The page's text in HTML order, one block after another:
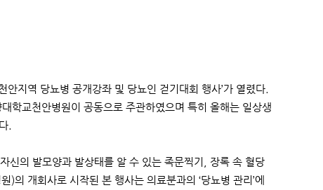
지역 당뇨병 공개강좌 및 당뇨인 걷기대회 행사’가 열렸다.
학교천안병원이 공동으로 주관하였으며 특히 올해는 일상생
.
신의 발모양과 발상태를 알 수 있는 족문찍기, 장록 속 혈당
의 개회사로 시작된 본 행사는 의료분과의 ‘당뇨병 관리’에